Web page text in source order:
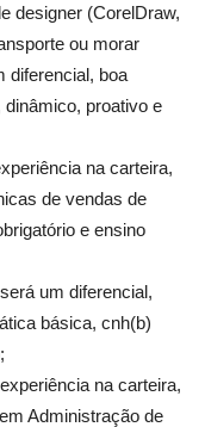
designer (CorelDraw,
ou morar
diferencial, boa
proativo e
na carteira,
de vendas de
e ensino
um diferencial,
básica, cnh(b)
experiência na carteira,
Administração de